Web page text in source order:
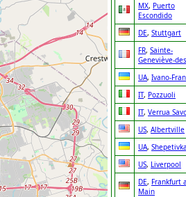
MX, Puerto
Escondido
DE, Stuttgart
FR, Sainte-
Geneviève-
UA, Ivano-
IT, Pozzuoli
IT, Verrua
US, Albertville
UA, Shepetivka
US, Liverpool
DE, Frankfurt
Main